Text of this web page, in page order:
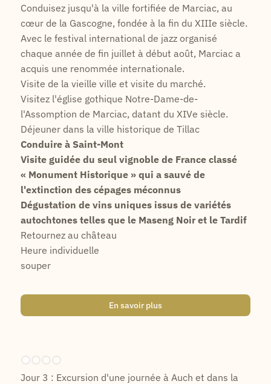
Conduisez jusqu'à la ville fortifiée de Marciac, au
cœur de la Gascogne, fondée à la fin du XIIIe siècle.
Avec le festival international de jazz organisé
chaque année de fin juillet à début août, Marciac a
acquis une renommée internationale.
Visite de la vieille ville et visite du marché.
Visitez l'église gothique Notre-Dame-de-
l'Assomption de Marciac, datant du XIVe siècle.
Déjeuner dans la ville historique de Tillac
Conduire à Saint-Mont
Visite guidée du seul vignoble de France classé
« Monument Historique » qui a sauvé de
l'extinction des cépages méconnus
Dégustation de vins uniques issus de variétés
autochtones telles que le Maseng Noir et le Tardif
Retournez au château
Heure individuelle
souper
En savoir plus
Jour 3 : Excursion d'une journée à Auch et dans la